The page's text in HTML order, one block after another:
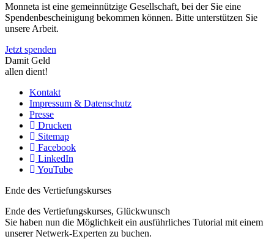
Monneta ist eine gemeinnützige Gesellschaft, bei der Sie eine
Spendenbescheinigung bekommen können. Bitte unterstützen Sie
unsere Arbeit.
Jetzt spenden
Damit Geld
allen dient!
Kontakt
Impressum & Datenschutz
Presse
Drucken
Sitemap
Facebook
LinkedIn
YouTube
Ende des Vertiefungskurses
Ende des Vertiefungskurses, Glückwunsch
Sie haben nun die Möglichkeit ein ausführliches Tutorial mit einem
unserer Netwerk-Experten zu buchen.